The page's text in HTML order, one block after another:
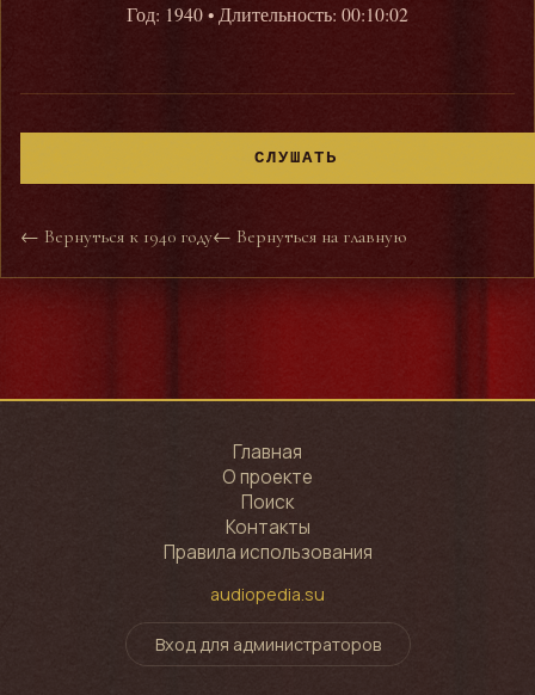
Год: 1940• Длительность: 00:10:02
СЛУШАТЬ
← Вернуться к 1940 году← Вернуться на главную
Главная
О проекте
Поиск
Контакты
Правила использования
audiopedia.su
Вход для администраторов